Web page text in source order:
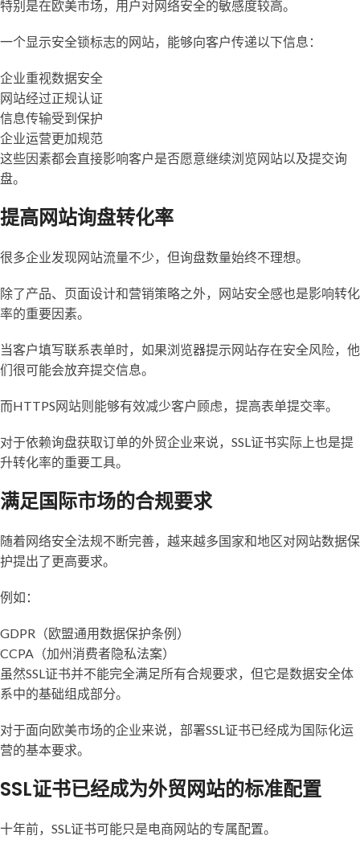
特别是在欧美市场，用户对网络安全的敏感度较高。
一个显示安全锁标志的网站，能够向客户传递以下信息：
企业重视数据安全
网站经过正规认证
信息传输受到保护
企业运营更加规范
这些因素都会直接影响客户是否愿意继续浏览网站以及提交询
盘。
提高网站询盘转化率
很多企业发现网站流量不少，但询盘数量始终不理想。
除了产品、页面设计和营销策略之外，网站安全感也是影响转化
率的重要因素。
当客户填写联系表单时，如果浏览器提示网站存在安全风险，他
们很可能会放弃提交信息。
而HTTPS网站则能够有效减少客户顾虑，提高表单提交率。
对于依赖询盘获取订单的外贸企业来说，SSL证书实际上也是提
升转化率的重要工具。
满足国际市场的合规要求
随着网络安全法规不断完善，越来越多国家和地区对网站数据保
护提出了更高要求。
例如：
GDPR（欧盟通用数据保护条例）
CCPA（加州消费者隐私法案）
虽然SSL证书并不能完全满足所有合规要求，但它是数据安全体
系中的基础组成部分。
对于面向欧美市场的企业来说，部署SSL证书已经成为国际化运
营的基本要求。
SSL证书已经成为外贸网站的标准配置
十年前，SSL证书可能只是电商网站的专属配置。